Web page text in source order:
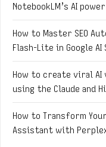
NotebookLM’s AI
How to Master SEO
Flash-Lite in Google AI
How to create viral AI
using the Claude and
How to Transform
Assistant with